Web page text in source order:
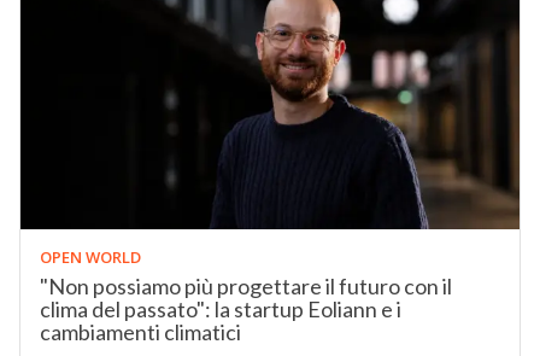
OPEN WORLD
"Non possiamo più progettare il futuro con il
clima del passato": la startup Eoliann e i
cambiamenti climatici